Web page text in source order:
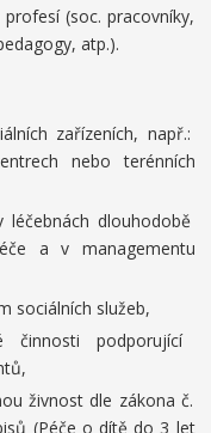
(soc. pracovníky,
atp.).
zařízeních, např.:
nebo terénních
dlouhodobě
a v managementu
sociálních služeb,
činnosti podporující
živnost dle zákona č.
(Péče o dítě do 3 let